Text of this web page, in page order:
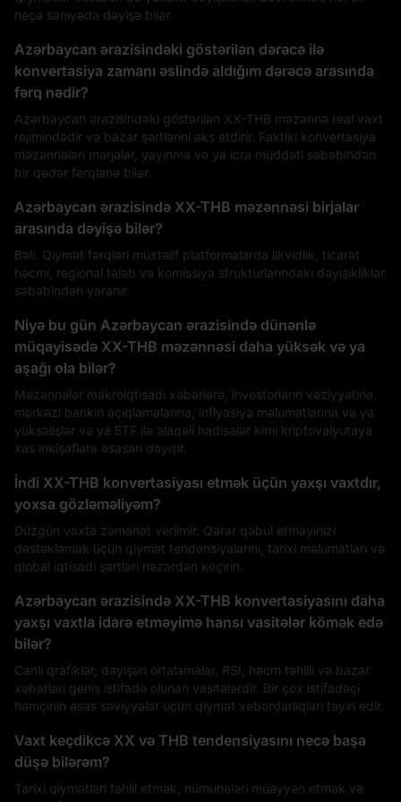
neçə saniyədə dəyişə bilər.
Azərbaycan ərazisindəki göstərilən dərəcə ilə
konvertasiya zamanı əslində aldığım dərəcə arasında
fərq nədir?
Azərbaycan ərazisindəki göstərilən XX-THB məzənnə real vaxt
rejimindədir və bazar şərtlərini əks etdirir. Faktiki konvertasiya
məzənnələri marjalar, yayınma və ya icra müddəti səbəbindən
bir qədər fərqlənə bilər.
Azərbaycan ərazisində XX-THB məzənnəsi birjalar
arasında dəyişə bilər?
Bəli. Qiymət fərqləri müxtəlif platformalarda likvidlik, ticarət
həcmi, regional tələb və komissiya strukturlarındakı dəyişikliklər
səbəbindən yaranır.
Niyə bu gün Azərbaycan ərazisində dünənlə
müqayisədə XX-THB məzənnəsi daha yüksək və ya
aşağı ola bilər?
Məzənnələr makroiqtisadi xəbərlərə, investorların vəziyyətinə,
mərkəzi bankın açıqlamalarına, inflyasiya məlumatlarına və ya
yüksəlişlər və ya ETF ilə əlaqəli hadisələr kimi kriptovalyutaya
xas inkişaflara əsasən dəyişir.
İndi XX-THB konvertasiyası etmək üçün yaxşı vaxtdır,
yoxsa gözləməliyəm?
Düzgün vaxta zəmanət verilmir. Qərar qəbul etməyinizi
dəstəkləmək üçün qiymət tendensiyalarını, tarixi məlumatları və
qlobal iqtisadi şərtləri nəzərdən keçirin.
Azərbaycan ərazisində XX-THB konvertasiyasını daha
yaxşı vaxtla idarə etməyimə hansı vasitələr kömək edə
bilər?
Canlı qrafiklər, dəyişən ortalamalar, RSI, həcm təhlili və bazar
xəbərləri geniş istifadə olunan vasitələrdir. Bir çox istifadəçi
həmçinin əsas səviyyələr üçün qiymət xəbərdarlıqları təyin edir.
Vaxt keçdikcə XX və THB tendensiyasını necə başa
düşə bilərəm?
Tarixi qiymətləri təhlil etmək, nümunələri müəyyən etmək və